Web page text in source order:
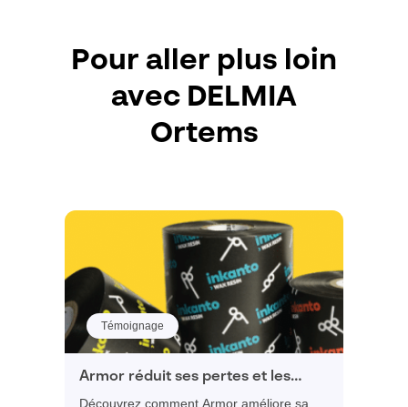
Pour aller plus loin
avec DELMIA
Ortems
Témoignage
Armor réduit ses pertes et les
ruptures de produits en atelier
Découvrez comment Armor améliore sa